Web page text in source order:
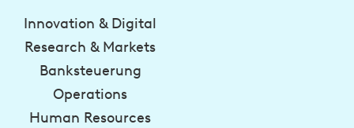
Innovation & Digital
Research & Markets
Banksteuerung
Operations
Human Resources